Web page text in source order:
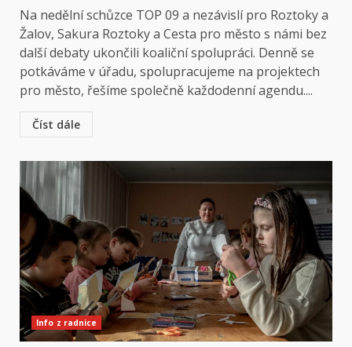
Na nedělní schůzce TOP 09 a nezávislí pro Roztoky a
Žalov, Sakura Roztoky a Cesta pro město s námi bez
další debaty ukončili koaliční spolupráci. Denně se
potkáváme v úřadu, spolupracujeme na projektech
pro město, řešíme společně každodenní agendu....
Číst dále
Info z radnice